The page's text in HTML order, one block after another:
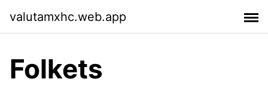
valutamxhc.web.app
Folkets